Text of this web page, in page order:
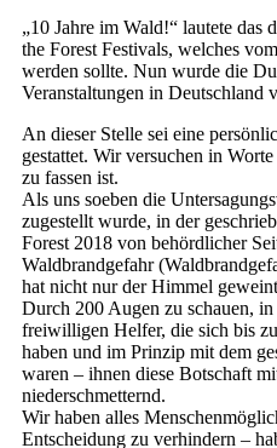
„10 Jahre im Wald!“ lautete das
the Forest Festivals, welches
werden sollte. Nun wurde die
Veranstaltungen in Deutschland
An dieser Stelle sei eine
gestattet. Wir versuchen in
zu fassen ist.
Als uns soeben die
zugestellt wurde, in der
Forest 2018 von behördlicher
Waldbrandgefahr
hat nicht nur der Himmel
Durch 200 Augen zu schauen,
freiwilligen Helfer, die sich bis
haben und im Prinzip mit dem
waren – ihnen diese Botschaft
niederschmetternd.
Wir haben alles
Entscheidung zu verhindern –